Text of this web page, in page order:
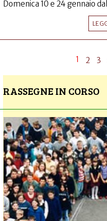
Domenica 10 e 24 gennaio
1 2 3
RASSEGNE IN CORSO